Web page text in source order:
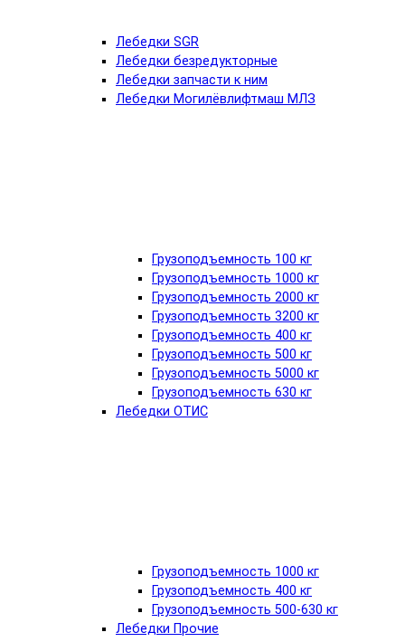
Лебедки SGR
Лебедки безредукторные
Лебедки запчасти к ним
Лебедки Могилёвлифтмаш МЛЗ
Грузоподъемность 100 кг
Грузоподъемность 1000 кг
Грузоподъемность 2000 кг
Грузоподъемность 3200 кг
Грузоподъемность 400 кг
Грузоподъемность 500 кг
Грузоподъемность 5000 кг
Грузоподъемность 630 кг
Лебедки ОТИС
Грузоподъемность 1000 кг
Грузоподъемность 400 кг
Грузоподъемность 500-630 кг
Лебедки Прочие